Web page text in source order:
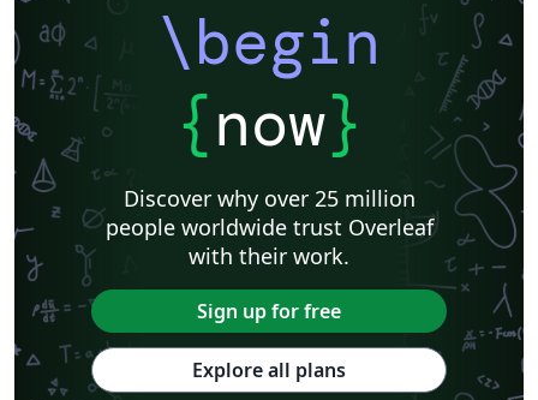
\begin
{now}
Discover why over 25 million
people worldwide trust Overleaf
with their work.
Sign up for free
Explore all plans